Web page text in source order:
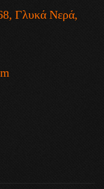
Γλυκά Νερά,